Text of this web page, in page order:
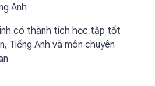
Anh
có thành tích học tập tốt
Tiếng Anh và môn chuyên